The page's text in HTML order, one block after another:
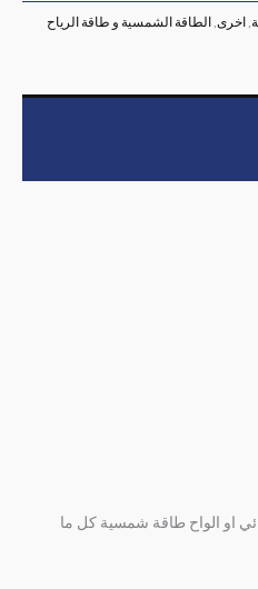
اخرى الطاقة الشمسية و طاقة الرياح
او الواح طاقة شمسية كل ما